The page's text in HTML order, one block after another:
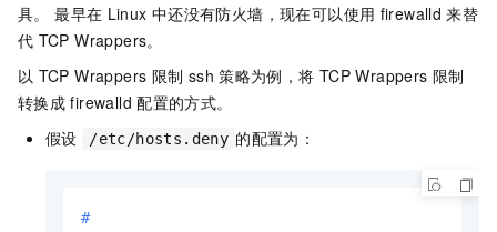
具。 最早在 Linux 中还没有防火墙，现在可以使用 firewalld 来替
代 TCP Wrappers。
以 TCP Wrappers 限制 ssh 策略为例，将 TCP Wrappers 限制
转换成 firewalld 配置的方式。
假设
/etc/hosts.deny 的配置为：
#